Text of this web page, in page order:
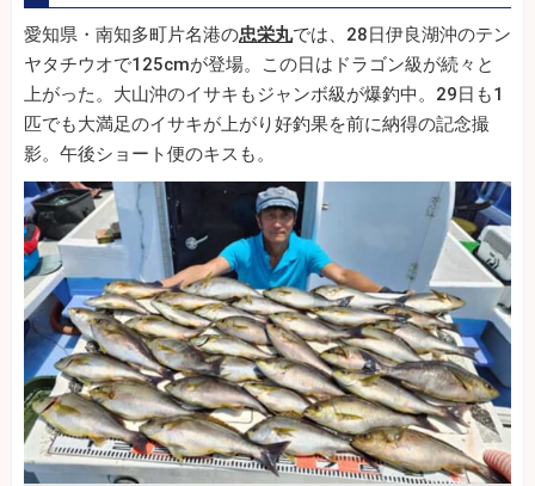
愛知県・南知多町片名港の忠栄丸では、28日伊良湖沖のテン
ヤタチウオで125cmが登場。この日はドラゴン級が続々と
上がった。大山沖のイサキもジャンボ級が爆釣中。29日も1
匹でも大満足のイサキが上がり好釣果を前に納得の記念撮
影。午後ショート便のキスも。